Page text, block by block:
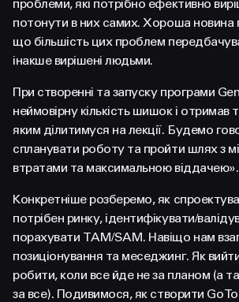
проблеми, які потрібно ефективно
потонути в них самих. Хороша новина
що більшість цих проблем
інакше вирішені людьми.
При створенні та запуску програми
неймовірну кількість шишок і отримав
яким ділитимуся на лекції. Будемо
спланувати роботу та пройти шлях з
втратами та максимальною віддачею».
Конкретніше розберемо, як
потрібен ринку, ідентифікувати/
порахувати ТАМ/SAM. Навіщо нам
позиціонування та меседжинг. Як
робити, коли все йде не за планом (а
за все). Подивимося, як створити Go